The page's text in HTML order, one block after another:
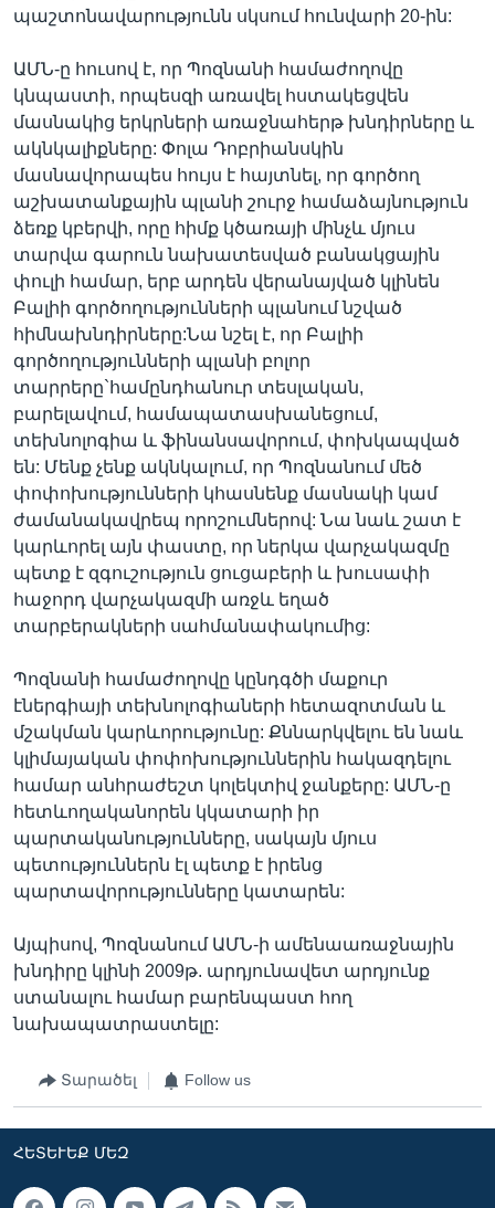
պաշտոնավարությունն սկսում հունվարի 20-ին:
ԱՄՆ-ը հուսով է, որ Պոզնանի համաժողովը
կնպաստի, որպեսզի առավել հստակեցվեն
մասնակից երկրների առաջնահերթ խնդիրները և
ակնկալիքները: Փոլա Դոբրիանսկին
մասնավորապես հույս է հայտնել, որ գործող
աշխատանքային պլանի շուրջ համաձայնություն
ձեռք կբերվի, որը հիմք կծառայի մինչև մյուս
տարվա գարուն նախատեսված բանակցային
փուլի համար, երբ արդեն վերանայված կլինեն
Բալիի գործողությունների պլանում նշված
հիմնախնդիրները:Նա նշել է, որ Բալիի
գործողությունների պլանի բոլոր
տարրերը`համընդհանուր տեսլական,
բարելավում, համապատասխանեցում,
տեխնոլոգիա և ֆինանսավորում, փոխկապված
են: Մենք չենք ակնկալում, որ Պոզնանում մեծ
փոփոխությունների կհասնենք մասնակի կամ
ժամանակավրեպ որոշումներով: Նա նաև շատ է
կարևորել այն փաստը, որ ներկա վարչակազմը
պետք է զգուշություն ցուցաբերի և խուսափի
հաջորդ վարչակազմի առջև եղած
տարբերակների սահմանափակումից:
Պոզնանի համաժողովը կընդգծի մաքուր
էներգիայի տեխնոլոգիաների հետազոտման և
մշակման կարևորությունը: Քննարկվելու են նաև
կլիմայական փոփոխություններին հակազդելու
համար անհրաժեշտ կոլեկտիվ ջանքերը: ԱՄՆ-ը
հետևողականորեն կկատարի իր
պարտականությունները, սակայն մյուս
պետություններն էլ պետք է իրենց
պարտավորությունները կատարեն:
Այպիսով, Պոզնանում ԱՄՆ-ի ամենաառաջնային
խնդիրը կլինի 2009թ. արդյունավետ արդյունք
ստանալու համար բարենպաստ հող
նախապատրաստելը:
Տարածել Follow us
ՀԵՏԵՒԵՔ ՄԵԶ